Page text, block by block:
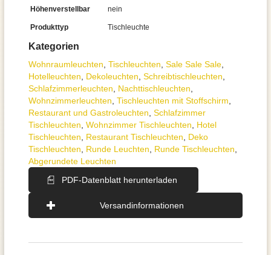
Kategorien
Wohnraum­leuchten Tisch­leuchten Sale Sale Sale
Hotelleuchten
Dekoleuchten Schreibtisch­leuchten
Schlafzimmer­leuchten
Nachttisch­leuchten
Wohnzimmer­leuchten Tischleuchten mit Stoffschirm
Restaurant und Gastroleuchten Schlafzimmer
Tischleuchten Wohnzimmer Tischleuchten
Hotel
Tischleuchten
Restaurant Tischleuchten
Deko
Tischleuchten
Runde Leuchten Runde Tischleuchten
Abgerundete Leuchten
PDF-Datenblatt herunterladen
Versandinformationen
Höhenverstellbar nein
Produkttyp Tischleuchte